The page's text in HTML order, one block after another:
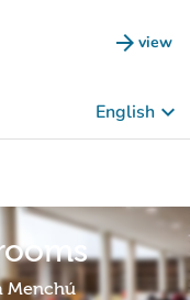
arrow_forward view
(new
English keyboard_arrow_down
Menchú